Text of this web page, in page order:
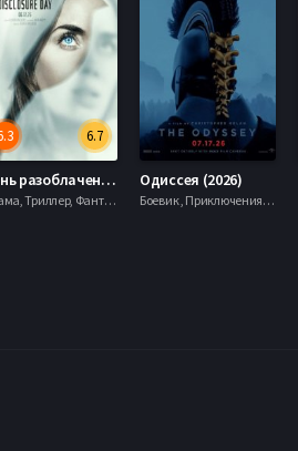
6.7
День разоблачения (2026)
Драма, Триллер, Фантастика,
Одиссея (2026)
Боевик , Приключения, Фэнтези,